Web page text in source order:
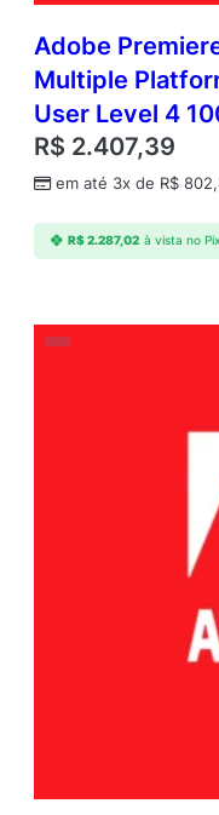
Adobe
Multiple
User Level 4
R$ 2.407,39
em até 3x de R$
R$2.287,02 à vista no